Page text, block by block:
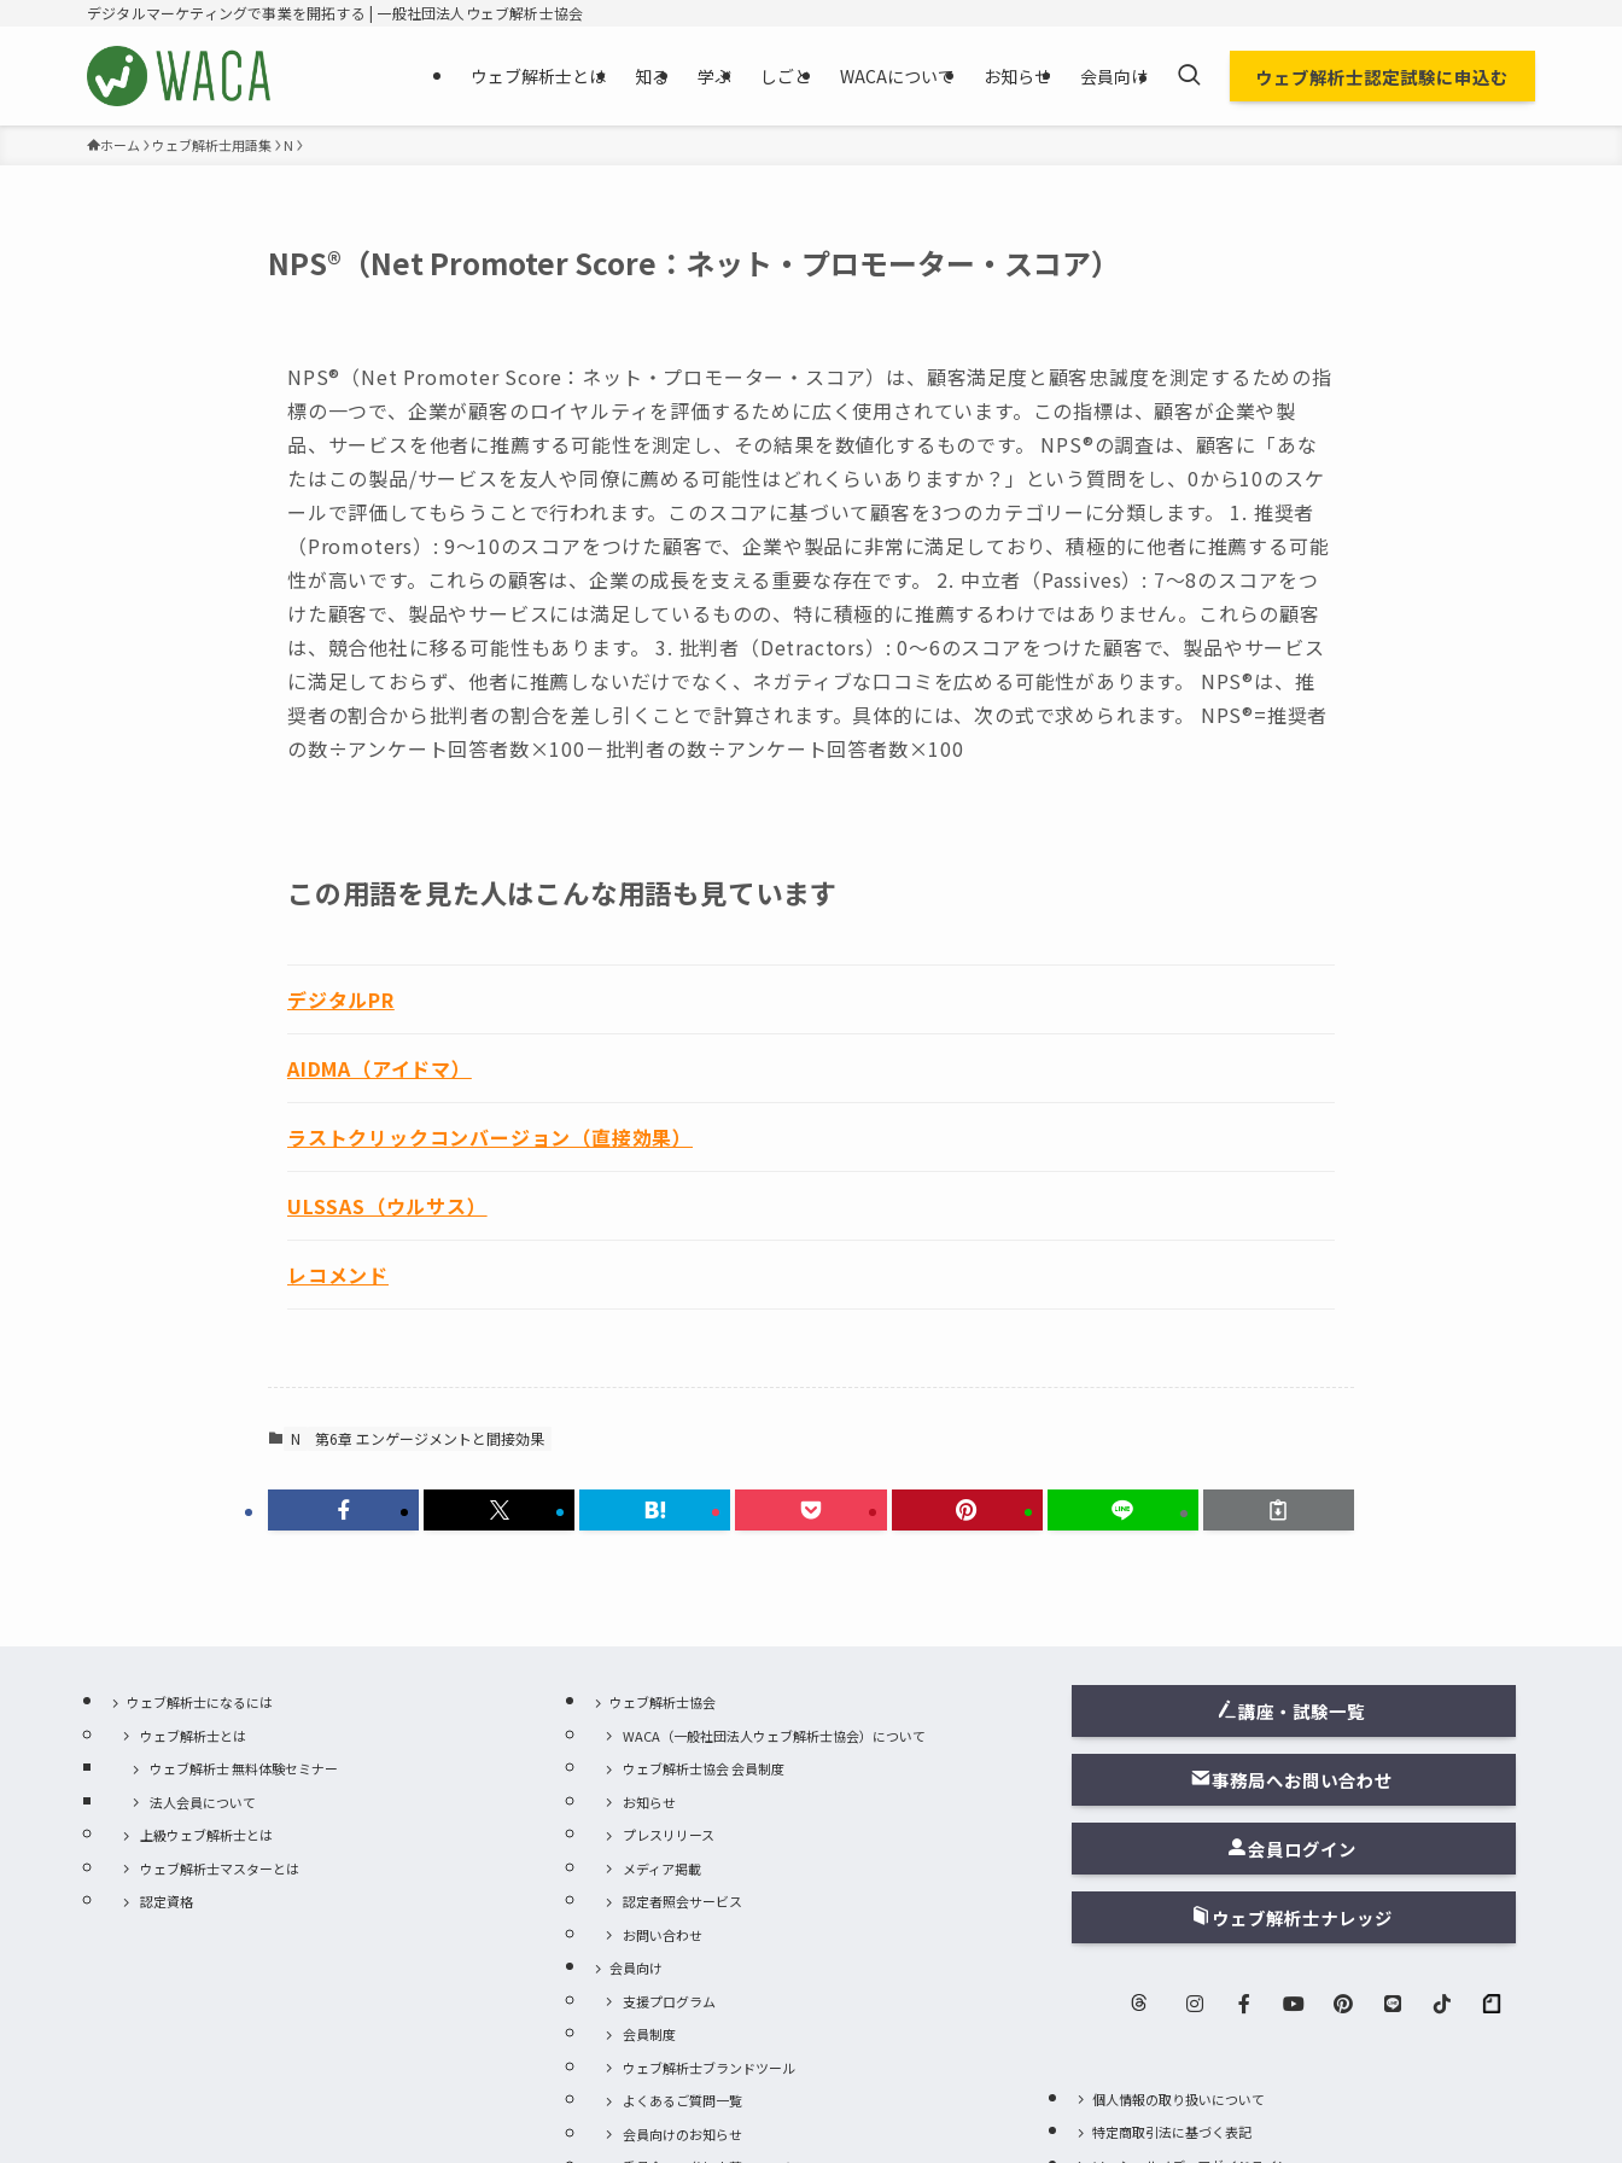
デジタルマーケティングで事業を開拓する | 一般社団法人ウェブ解析士協会
ウェブ解析士とは 知る 学ぶ しごと WACAについて お知らせ 会員向け ウェブ解析士認定試験に申込む
ホーム ウェブ解析士用語集 N
NPS®（Net Promoter Score：ネット・プロモーター・スコア）
NPS®（Net Promoter Score：ネット・プロモーター・スコア）は、顧客満足度と顧客忠誠度を測定するための指
標の一つで、企業が顧客のロイヤルティを評価するために広く使用されています。この指標は、顧客が企業や製
品、サービスを他者に推薦する可能性を測定し、その結果を数値化するものです。 NPS®の調査は、顧客に「あな
たはこの製品/サービスを友人や同僚に薦める可能性はどれくらいありますか？」という質問をし、0から10のスケ
ールで評価してもらうことで行われます。このスコアに基づいて顧客を3つのカテゴリーに分類します。 1. 推奨者
（Promoters）: 9～10のスコアをつけた顧客で、企業や製品に非常に満足しており、積極的に他者に推薦する可能
性が高いです。これらの顧客は、企業の成長を支える重要な存在です。 2. 中立者（Passives）: 7～8のスコアをつ
けた顧客で、製品やサービスには満足しているものの、特に積極的に推薦するわけではありません。これらの顧客
は、競合他社に移る可能性もあります。 3. 批判者（Detractors）: 0～6のスコアをつけた顧客で、製品やサービス
に満足しておらず、他者に推薦しないだけでなく、ネガティブな口コミを広める可能性があります。 NPS®は、推
奨者の割合から批判者の割合を差し引くことで計算されます。具体的には、次の式で求められます。 NPS®=推奨者
の数÷アンケート回答者数×100－批判者の数÷アンケート回答者数×100
この用語を見た人はこんな用語も見ています
デジタルPR
AIDMA（アイドマ）
ラストクリックコンバージョン（直接効果）
ULSSAS（ウルサス）
レコメンド
N 第6章 エンゲージメントと間接効果
ウェブ解析士になるには
ウェブ解析士とは
ウェブ解析士 無料体験セミナー
法人会員について
上級ウェブ解析士とは
ウェブ解析士マスターとは
認定資格
ウェブ解析士協会
WACA（一般社団法人ウェブ解析士協会）について
ウェブ解析士協会 会員制度
お知らせ
プレスリリース
メディア掲載
認定者照会サービス
お問い合わせ
会員向け
支援プログラム
会員制度
ウェブ解析士ブランドツール
よくあるご質問一覧
会員向けのお知らせ
講座・試験一覧
事務局へお問い合わせ
会員ログイン
ウェブ解析士ナレッジ
個人情報の取り扱いについて
特定商取引法に基づく表記